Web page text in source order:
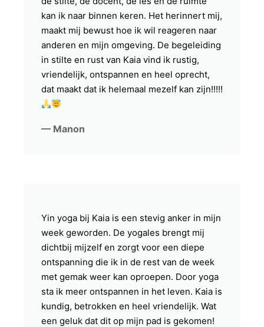
kan ik naar binnen keren. Het herinnert mij,
maakt mij bewust hoe ik wil reageren naar
anderen en mijn omgeving. De begeleiding
in stilte en rust van Kaia vind ik rustig,
vriendelijk, ontspannen en heel oprecht,
dat maakt dat ik helemaal mezelf kan zijn!!!!!
— Manon
Yin yoga bij Kaia is een stevig anker in mijn
week geworden. De yogales brengt mij
dichtbij mijzelf en zorgt voor een diepe
ontspanning die ik in de rest van de week
met gemak weer kan oproepen. Door yoga
sta ik meer ontspannen in het leven. Kaia is
kundig, betrokken en heel vriendelijk. Wat
een geluk dat dit op mijn pad is gekomen!